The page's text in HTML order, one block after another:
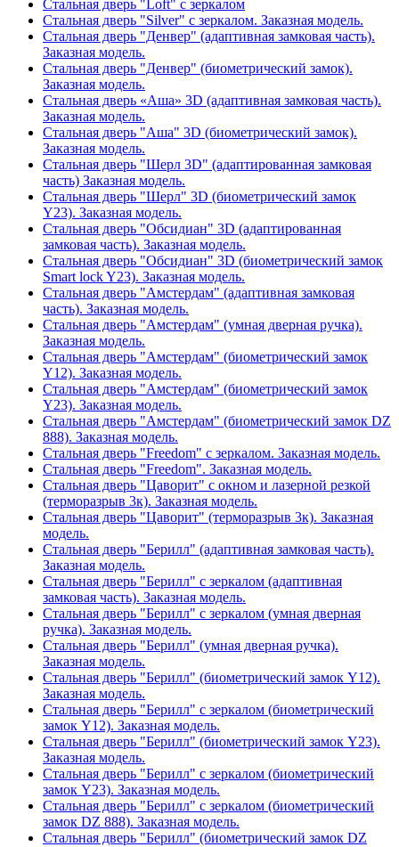
Стальная дверь "Loft" с зеркалом
Стальная дверь "Silver" с зеркалом. Заказная модель.
Стальная дверь "Денвер" (адаптивная замковая часть).
Заказная модель.
Стальная дверь "Денвер" (биометрический замок).
Заказная модель.
Стальная дверь «Аша» 3D (адаптивная замковая часть).
Заказная модель.
Стальная дверь "Аша" 3D (биометрический замок).
Заказная модель.
Стальная дверь "Шерл 3D" (адаптированная замковая
часть) Заказная модель.
Стальная дверь "Шерл" 3D (биометрический замок
Y23). Заказная модель.
Стальная дверь "Обсидиан" 3D (адаптированная
замковая часть). Заказная модель.
Стальная дверь "Обсидиан" 3D (биометрический замок
Smart lock Y23). Заказная модель.
Стальная дверь "Амстердам" (адаптивная замковая
часть). Заказная модель.
Стальная дверь "Амстердам" (умная дверная ручка).
Заказная модель.
Стальная дверь "Амстердам" (биометрический замок
Y12). Заказная модель.
Стальная дверь "Амстердам" (биометрический замок
Y23). Заказная модель.
Стальная дверь "Амстердам" (биометрический замок DZ
888). Заказная модель.
Стальная дверь "Freedom" с зеркалом. Заказная модель.
Стальная дверь "Freedom". Заказная модель.
Стальная дверь "Цаворит" с окном и лазерной резкой
(терморазрыв 3к). Заказная модель.
Стальная дверь "Цаворит" (терморазрыв 3к). Заказная
модель.
Стальная дверь "Берилл" (адаптивная замковая часть).
Заказная модель.
Стальная дверь "Берилл" с зеркалом (адаптивная
замковая часть). Заказная модель.
Стальная дверь "Берилл" с зеркалом (умная дверная
ручка). Заказная модель.
Стальная дверь "Берилл" (умная дверная ручка).
Заказная модель.
Стальная дверь "Берилл" (биометрический замок Y12).
Заказная модель.
Стальная дверь "Берилл" с зеркалом (биометрический
замок Y12). Заказная модель.
Стальная дверь "Берилл" (биометрический замок Y23).
Заказная модель.
Стальная дверь "Берилл" с зеркалом (биометрический
замок Y23). Заказная модель.
Стальная дверь "Берилл" с зеркалом (биометрический
замок DZ 888). Заказная модель.
Стальная дверь "Берилл" (биометрический замок DZ